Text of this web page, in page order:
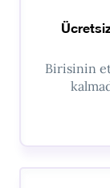
Birisinin